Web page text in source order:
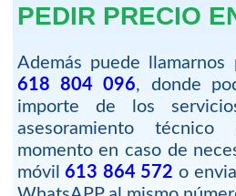
PEDIR PRECIO
Además puede
618 804 096, donde
importe de los
asesoramiento
momento en caso de
móvil613 864 572 o